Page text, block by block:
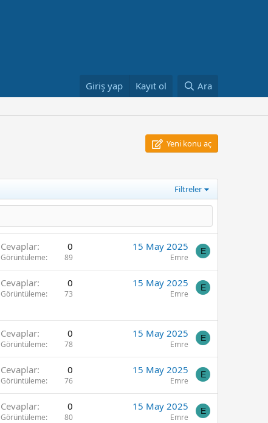
Giriş yap Kayıt ol Ara
Yeni konu aç
Filtreler
Cevaplar 0
Görüntüleme 89
15 May 2025
Emre
E
Cevaplar 0
Görüntüleme 73
15 May 2025
Emre
E
Cevaplar 0
Görüntüleme 78
15 May 2025
Emre
E
Cevaplar 0
Görüntüleme 76
15 May 2025
Emre
E
Cevaplar 0
Görüntüleme 80
15 May 2025
Emre
E